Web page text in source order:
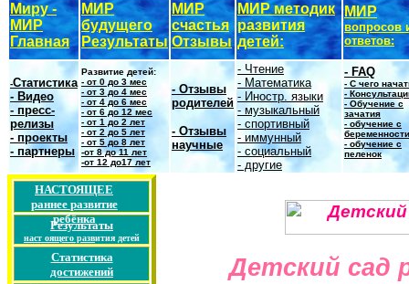
Миру -
МИР
Главная
МИР
будущего
Результаты
МИР
счастья
Отзывы
МИР методик
развития
детей:
МИР
вопросов
ответов:
-Статистика
- Видео
- пресс-
релизы
- проекты
- партнеры
Развитие детей:
- от 0 до 3 мес
- от 3 до 4 мес
- от 4 до 6 мес
- от 6 до 12 мес
- от 1 до 2 лет
- от 2 до 5 лет
- от 5 до 8 лет
-от 8 до 11 лет
-от 12 до17 лет
- Отзывы
родителей
- Отзывы
научные
- Чтение
- Математика
- Иностр. языки
- музыкальный
- спортивный
- иммунный
- социальный
- другие
- FAQ
- С чего
-
- Обучение с
зачатия
- обучение с
беременности
- обучение с
пеленок
НАСТОЯЩЕЕ
раннее развитие
ребёнка
Результаты
наст оящего развития детей
Статистика
достижений
Детский сад